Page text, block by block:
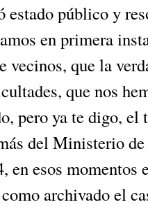
estado público y
en primera
vecinos, que la
que nos
pero ya te digo, el
del Ministerio
en esos momentos
archivado el